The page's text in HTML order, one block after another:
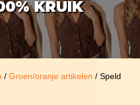
KRUIK
/ Groen/oranje artikelen / Speld